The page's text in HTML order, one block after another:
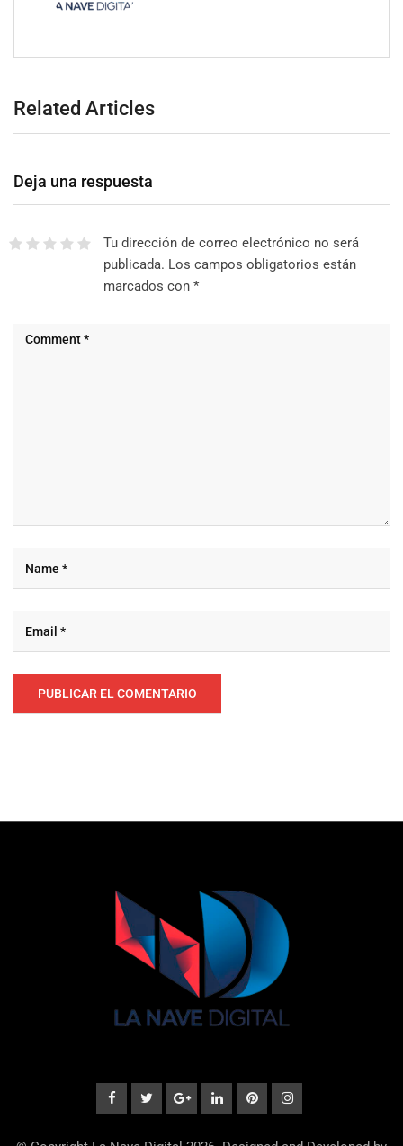
Related Articles
Deja una respuesta
Tu dirección de correo electrónico no será
publicada. Los campos obligatorios están
marcados con *